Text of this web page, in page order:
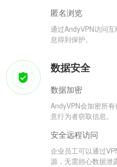
匿名浏览
通过AndyVPN访问
息得到保护。
数据安全
数据加密
AndyVPN会加密所
意行为者窃取信息。
安全远程访问
企业员工可以通过
源，无需担心数据泄